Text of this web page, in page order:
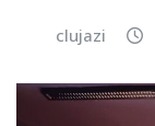
clujazi